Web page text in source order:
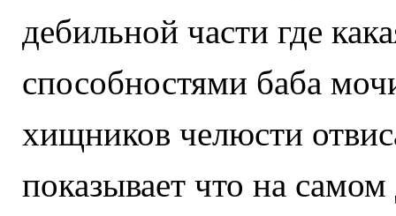
дебильной части где
способностями баба
хищников челюсти
показывает что на